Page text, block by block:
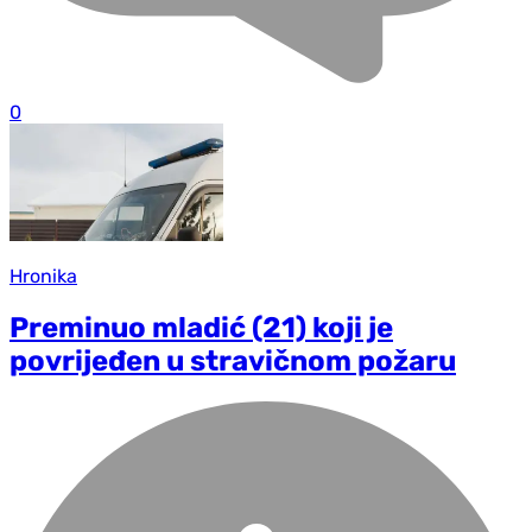
0
Hronika
Preminuo mladić (21) koji je
povrijeđen u stravičnom požaru